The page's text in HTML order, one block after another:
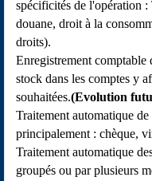
spécificités de l'opération
douane, droit à la
droits).
Enregistrement comptable
stock dans les comptes y
souhaitées.(Evolution
Traitement automatique
principalement : chèque,
Traitement automatique
groupés ou par plusieurs